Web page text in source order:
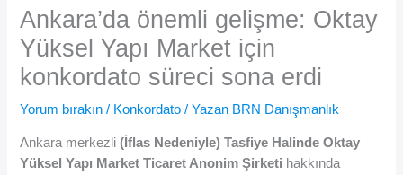
Ankara’da önemli gelişme: Oktay
Yüksel Yapı Market için
konkordato süreci sona erdi
Yorum bırakın / Konkordato / Yazan BRN Danışmanlık
Ankara merkezli(İflas Nedeniyle) Tasfiye Halinde Oktay
Yüksel Yapı Market Ticaret Anonim Şirketi hakkında